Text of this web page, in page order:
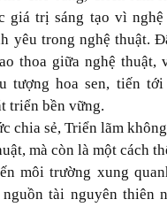
giá trị sáng tạo vì
yêu trong nghệ thuật.
thoa giữa nghệ thuật,
tượng hoa sen, tiến
triển bền vững.
chia sẻ, Triển lãm
mà còn là một cách
môi trường xung
tài nguyên thiên